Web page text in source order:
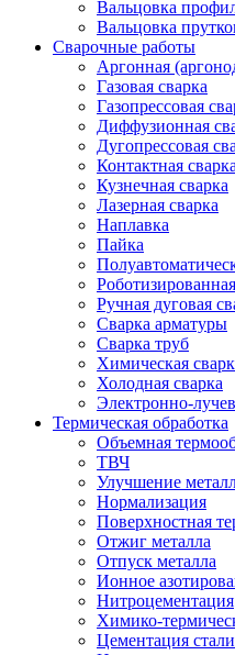
Вальцовка
Вальцовка
Сварочные работы
Аргонная
Газовая сварка
Газопрессовая
Диффузионная
Дугопрессовая
Контактная сварка
Кузнечная сварка
Лазерная сварка
Наплавка
Пайка
Ручная дуговая
Сварка арматуры
Сварка труб
Химическая
Холодная сварка
Электронно-
Термическая обработка
Объемная
ТВЧ
Улучшение
Нормализация
Поверхностная
Отжиг металла
Отпуск металла
Ионное
Нитроцементация
Химико-
Цементация стали